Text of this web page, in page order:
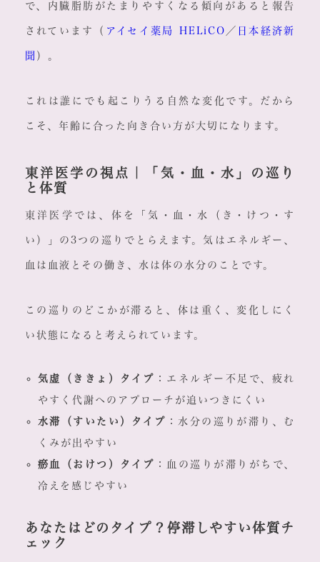
で、内臓脂肪がたまりやすくなる傾向があると報告
されています（ アイセイ薬局 HELiCO ／ 日本経済新
聞 ）。
これは誰にでも起こりうる自然な変化です。だから
こそ、年齢に合った向き合い方が大切になります。
東洋医学の視点｜「気・血・水」の巡り
と体質
東洋医学では、体を「気・血・水（き・けつ・す
い）」の3つの巡りでとらえます。気はエネルギー、
血は血液とその働き、水は体の水分のことです。
この巡りのどこかが滞ると、体は重く、変化しにく
い状態になると考えられています。
気虚（ききょ）タイプ ：エネルギー不足で、疲れ
やすく代謝へのアプローチが追いつきにくい
水滞（すいたい）タイプ ：水分の巡りが滞り、む
くみが出やすい
瘀血（おけつ）タイプ ：血の巡りが滞りがちで、
冷えを感じやすい
あなたはどのタイプ？停滞しやすい体質チ
ェック